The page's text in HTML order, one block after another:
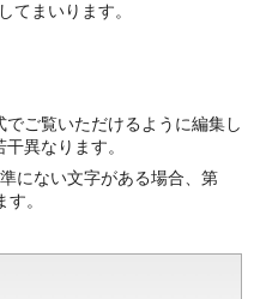
てまいります。
でご覧いただけるように編集し
異なります。
にない文字がある場合、第
す。